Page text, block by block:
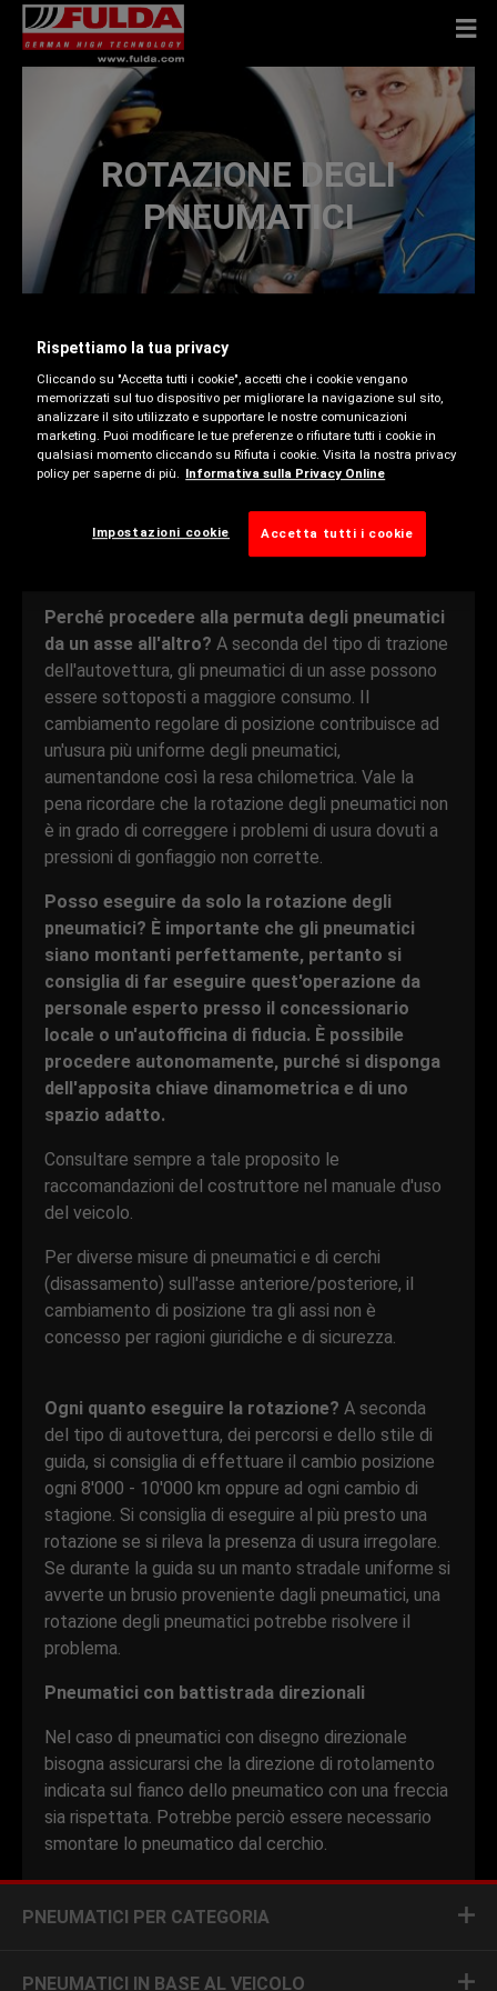
ROTAZIONE DEGLI
PNEUMATICI
La rotazione degli pneumatici favorisce un processo
di usura uniforme sul treno di pneumatici. Un'usura
uniforme può contribuire a prolungare la durata degli
pneumatici e assicurare equilibrio tra trazione e
maneggevolezza. La regolare rotazione degli
veicolo. È buona norma ruotare gli pneumatici ogni
due cambi dell'olio.
Perché procedere alla permuta degli pneumatici
da un asse all'altro? A seconda del tipo di trazione
dell'autovettura, gli pneumatici di un asse possono
essere sottoposti a maggiore consumo. Il
cambiamento regolare di posizione contribuisce ad
un'usura più uniforme degli pneumatici,
aumentandone così la resa chilometrica. Vale la
pena ricordare che la rotazione degli pneumatici non
è in grado di correggere i problemi di usura dovuti a
pressioni di gonfiaggio non corrette.
Posso eseguire da solo la rotazione degli
pneumatici? È importante che gli pneumatici
siano montanti perfettamente, pertanto si
consiglia di far eseguire quest'operazione da
personale esperto presso il concessionario
locale o un'autofficina di fiducia. È possibile
procedere autonomamente, purché si disponga
dell'apposita chiave dinamometrica e di uno
spazio adatto.
Consultare sempre a tale proposito le
raccomandazioni del costruttore nel manuale d'uso
del veicolo.
Per diverse misure di pneumatici e di cerchi
(disassamento) sull'asse anteriore/posteriore, il
cambiamento di posizione tra gli assi non è
concesso per ragioni giuridiche e di sicurezza.
Ogni quanto eseguire la rotazione? A seconda
del tipo di autovettura, dei percorsi e dello stile di
guida, si consiglia di effettuare il cambio posizione
ogni 8'000 - 10'000 km oppure ad ogni cambio di
stagione. Si consiglia di eseguire al più presto una
rotazione se si rileva la presenza di usura irregolare.
Se durante la guida su un manto stradale uniforme si
avverte un brusio proveniente dagli pneumatici, una
rotazione degli pneumatici potrebbe risolvere il
problema.
Pneumatici con battistrada direzionali
Nel caso di pneumatici con disegno direzionale
bisogna assicurarsi che la direzione di rotolamento
indicata sul fianco dello pneumatico con una freccia
sia rispettata. Potrebbe perciò essere necessario
smontare lo pneumatico dal cerchio.
PNEUMATICI PER CATEGORIA
PNEUMATICI IN BASE AL VEICOLO
Rispettiamo la tua privacy
Cliccando su "Accetta tutti i cookie", accetti che i cookie vengano
memorizzati sul tuo dispositivo per migliorare la navigazione sul sito,
analizzare il sito utilizzato e supportare le nostre comunicazioni
marketing. Puoi modificare le tue preferenze o rifiutare tutti i cookie in
qualsiasi momento cliccando su Rifiuta i cookie. Visita la nostra privacy
policy per saperne di più. Informativa sulla Privacy Online
Impostazioni cookie Accetta tutti i cookie